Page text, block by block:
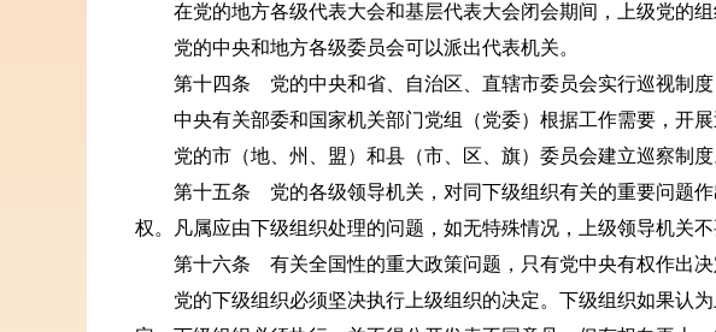
在党的地方各级代表大会和基层代表大会闭会期间，上级党的组
党的中央和地方各级委员会可以派出代表机关。
第十四条 党的中央和省、自治区、直辖市委员会实行巡视制度
中央有关部委和国家机关部门党组（党委）根据工作需要，开展
党的市（地、州、盟）和县（市、区、旗）委员会建立巡察制度
第十五条 党的各级领导机关，对同下级组织有关的重要问题作
权。凡属应由下级组织处理的问题，如无特殊情况，上级领导机关不
第十六条 有关全国性的重大政策问题，只有党中央有权作出决
党的下级组织必须坚决执行上级组织的决定。下级组织如果认为